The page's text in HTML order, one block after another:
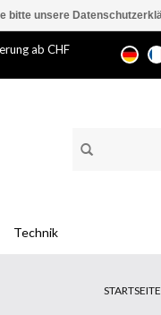
ab CHF
Technik
STARTSEITE
bitte unsere